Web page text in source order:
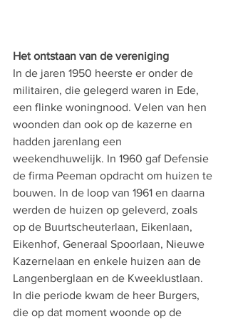
Het ontstaan van de vereniging
In de jaren 1950 heerste er onder de
militairen, die gelegerd waren in Ede,
een flinke woningnood. Velen van hen
woonden dan ook op de kazerne en
hadden jarenlang een
weekendhuwelijk. In 1960 gaf Defensie
de firma Peeman opdracht om huizen te
bouwen. In de loop van 1961 en daarna
werden de huizen op geleverd, zoals
op de Buurtscheuterlaan, Eikenlaan,
Eikenhof, Generaal Spoorlaan, Nieuwe
Kazernelaan en enkele huizen aan de
Langenberglaan en de Kweeklustlaan.
In die periode kwam de heer Burgers,
die op dat moment woonde op de